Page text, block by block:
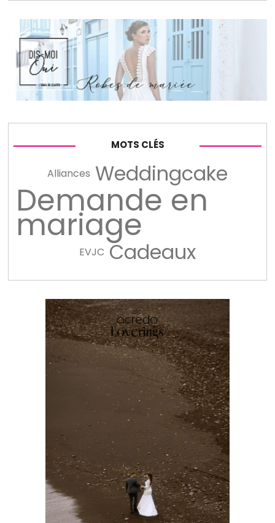
MOTS CLÉS
Alliances Weddingcake
Demande en
mariage
EVJC Cadeaux